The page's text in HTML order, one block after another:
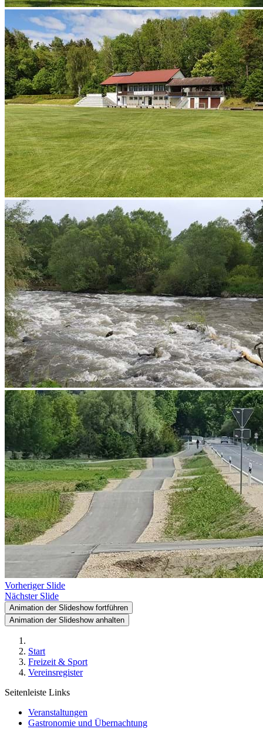
Vorheriger Slide
Nächster Slide
Animation der Slideshow fortführen
Animation der Slideshow anhalten
Start
Freizeit & Sport
Vereinsregister
Seitenleiste Links
Veranstaltungen
Gastronomie und Übernachtung